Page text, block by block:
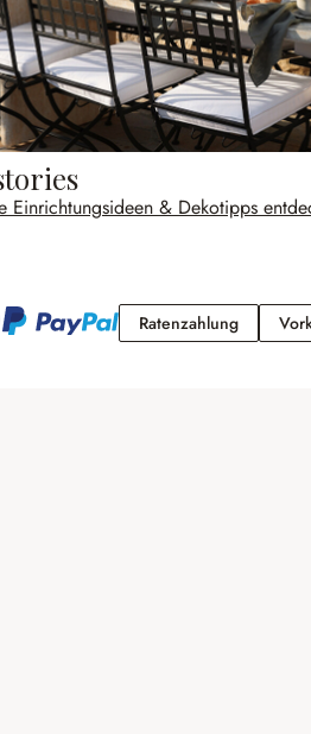
Einrichtungsideen & Dekotipps
Ratenzahlung